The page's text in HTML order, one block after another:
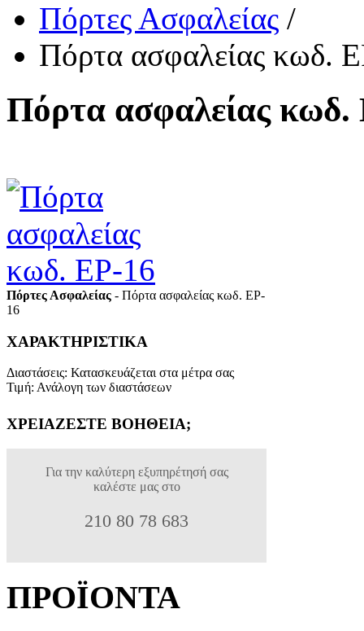
Πόρτες Ασφαλείας /
Πόρτα ασφαλείας κωδ.
Πόρτα ασφαλείας κωδ.
Πόρτες Ασφαλείας - Πόρτα ασφαλείας κωδ. EP-
16
ΧΑΡΑΚΤΗΡΙΣΤΙΚΑ
Διαστάσεις: Κατασκευάζεται στα μέτρα σας
Τιμή: Ανάλογη των διαστάσεων
ΧΡΕΙΑΖΕΣΤΕ ΒΟΗΘΕΙΑ;
Για την καλύτερη εξυπηρέτησή σας
καλέστε μας στο
210 80 78 683
ΠΡΟΪΟΝΤΑ